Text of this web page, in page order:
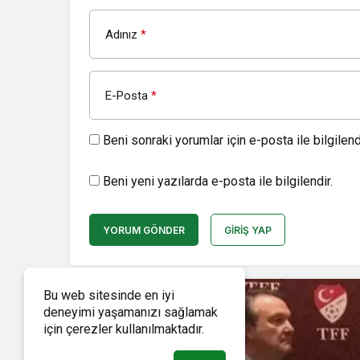
Adınız *
E-Posta *
Beni sonraki yorumlar için e-posta ile
Beni yeni yazılarda e-posta ile bilgilendir.
YORUM GÖNDER GIRIŞ YAP
Bu web sitesinde en iyi
deneyimi yaşamanızı sağlamak
için çerezler kullanılmaktadır.